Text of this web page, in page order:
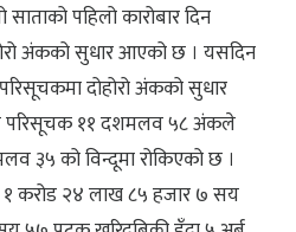
साताको पहिलो कारोबार दिन
अंकको सुधार आएको छ । यसदिन
दोहोरो अंकको सुधार
परिसूचक ११ दशमलव ५८ अंकले
३५ को विन्दूमा रोकिएको छ ।
करोड २४ लाख ८५ हजार ७ सय